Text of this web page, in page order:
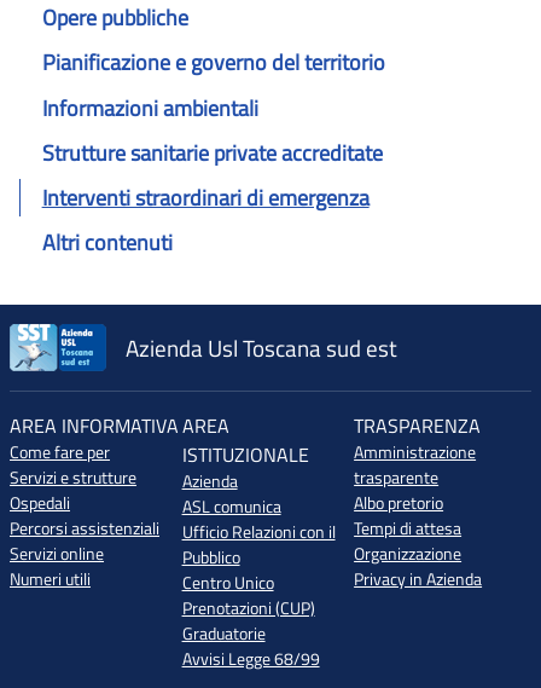
Opere pubbliche
Pianificazione e governo del territorio
Informazioni ambientali
Strutture sanitarie private accreditate
Interventi straordinari di emergenza
Altri contenuti
Azienda Usl Toscana sud est
AREA INFORMATIVA
Come fare per
Servizi e strutture
Ospedali
Percorsi assistenziali
Servizi online
Numeri utili
AREA
ISTITUZIONALE
Azienda
ASL comunica
Ufficio Relazioni con il
Pubblico
Centro Unico
Prenotazioni (CUP)
Graduatorie
Avvisi Legge 68/99
TRASPARENZA
Amministrazione
trasparente
Albo pretorio
Tempi di attesa
Organizzazione
Privacy in Azienda